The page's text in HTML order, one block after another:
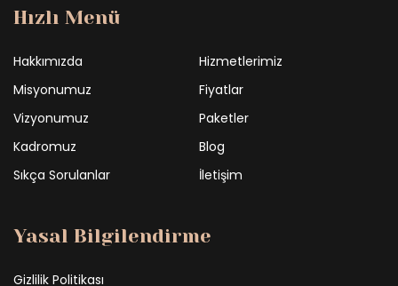
Hızlı Menü
Hakkımızda
Hizmetlerimiz
Misyonumuz
Fiyatlar
Vizyonumuz
Paketler
Kadromuz
Blog
Sıkça Sorulanlar
İletişim
Yasal Bilgilendirme
Gizlilik Politikası